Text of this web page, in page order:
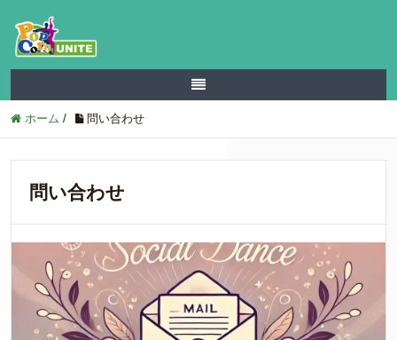
ホーム / 問い合わせ
問い合わせ